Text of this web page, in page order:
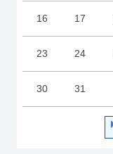
16 17
23 24
30 31